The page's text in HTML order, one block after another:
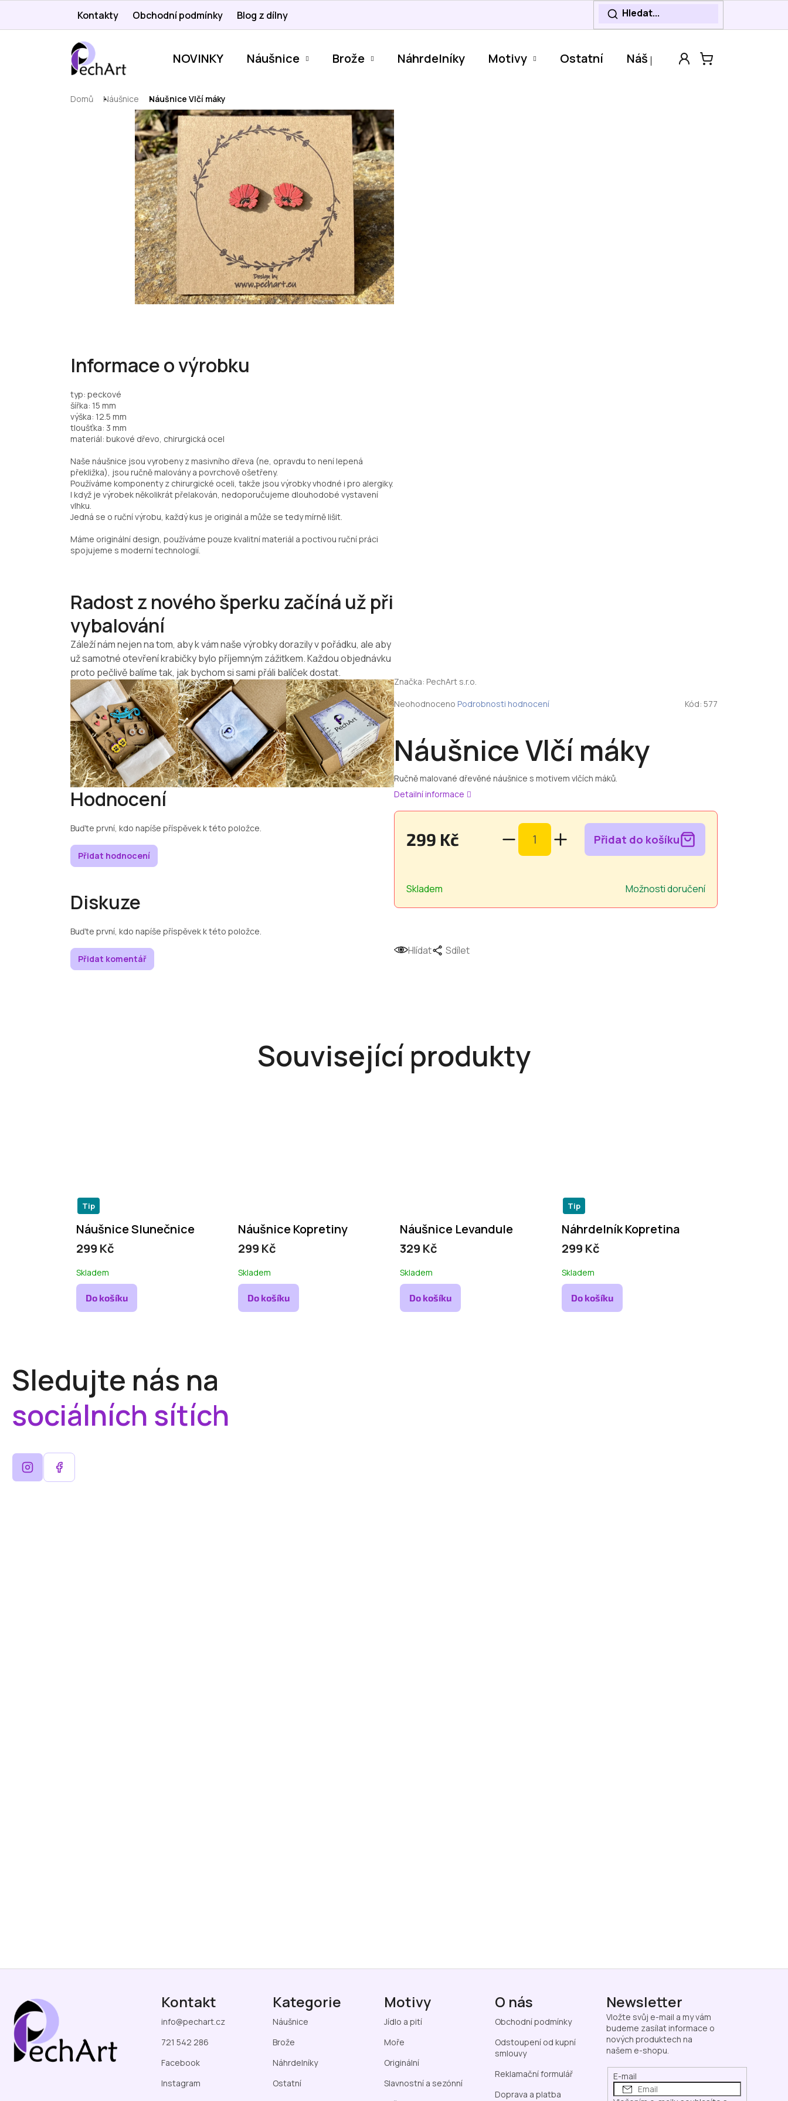
obsah
Kontakty Obchodní podmínky Blog z dílny
NOVINKY Náušnice Brože Náhrdelníky Motivy Ostatní Náš příběh
Domů Náušnice Náušnice Vlčí máky
Informace o výrobku
typ: peckové
šířka: 15 mm
výška: 12.5 mm
tloušťka: 3 mm
materiál: bukové dřevo, chirurgická ocel
Naše náušnice jsou vyrobeny z masivního dřeva (ne, opravdu to není lepená
překližka), jsou ručně malovány a povrchově ošetřeny.
Používáme komponenty z chirurgické oceli, takže jsou výrobky vhodné i pro alergiky.
I když je výrobek několikrát přelakován, nedoporučujeme dlouhodobé vystavení
vlhku.
Jedná se o ruční výrobu, každý kus je originál a může se tedy mírně lišit.
Máme originální design, používáme pouze kvalitní materiál a poctivou ruční práci
spojujeme s moderní technologií.
Hodnocení
Buďte první, kdo napíše příspěvek k této položce.
Přidat hodnocení
Diskuze
Buďte první, kdo napíše příspěvek k této položce.
Přidat komentář
Radost z nového šperku začíná už při
vybalování
Záleží nám nejen na tom, aby k vám naše výrobky dorazily v pořádku, ale aby
už samotné otevření krabičky bylo příjemným zážitkem. Každou objednávku
proto pečlivě balíme tak, jak bychom si sami přáli balíček dostat.
Značka: PechArt s.r.o.
Náušnice Vlčí máky
Ručně malované dřevěné náušnice s motivem vlčích máků.
Detailní informace
Hlídat Sdílet
299 Kč Přidat do košíku
Skladem Možnosti doručení
Průměrné
hodnocení
produktu
je
0,0
z
hvězdiček.
Neohodnoceno Podrobnosti hodnocení Kód: 577
Související produkty
Tip
Náušnice Slunečnice
299 Kč
Skladem
Do košíku
Náušnice Kopretiny
299 Kč
Skladem
Do košíku
Náušnice Levandule
329 Kč
Skladem
Do košíku
Tip
Náhrdelník Kopretina
299 Kč
Skladem
Do košíku
Sledujte nás na
sociálních sítích
Kontakt
info@pechart.cz
721 542 286
Facebook
Instagram
Kategorie
Náušnice
Brože
Náhrdelníky
Ostatní
Motivy
Jídlo a pití
Moře
Originální
Slavnostní a sezónní
O nás
Obchodní podmínky
Odstoupení od kupní
smlouvy
Reklamační formulář
Doprava a platba
Newsletter
Vložte svůj e-mail a my vám
budeme zasílat informace o
nových produktech na
našem e-shopu.
E-mail